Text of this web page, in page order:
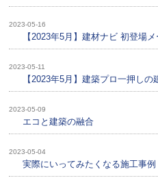
2023-05-16
【2023年5月】建材ナビ 初登場
2023-05-11
【2023年5月】建築プロ一押しの
2023-05-09
エコと建築の融合
2023-05-04
実際にいってみたくなる施工事例